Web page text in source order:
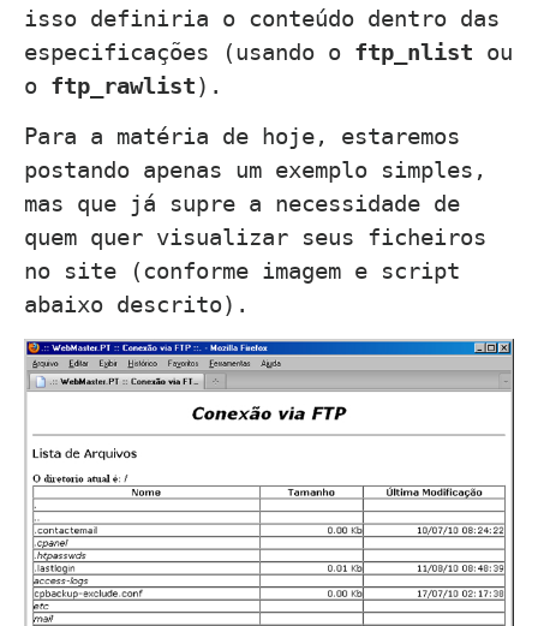
isso definiria o conteúdo dentro das
especificações (usando o ftp_nlist ou
o ftp_rawlist).
Para a matéria de hoje, estaremos
postando apenas um exemplo simples,
mas que já supre a necessidade de
quem quer visualizar seus ficheiros
no site (conforme imagem e script
abaixo descrito).